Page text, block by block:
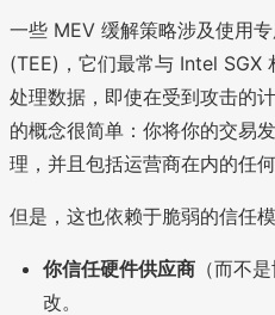
一些 MEV 缓解策略涉及使用
(TEE)，它们最常与 Intel SGX
处理数据，即使在受到攻击的
的概念很简单：你将你的交易
理，并且包括运营商在内的任
但是，这也依赖于脆弱的信任模
你信任硬件供应商 （而不
改。